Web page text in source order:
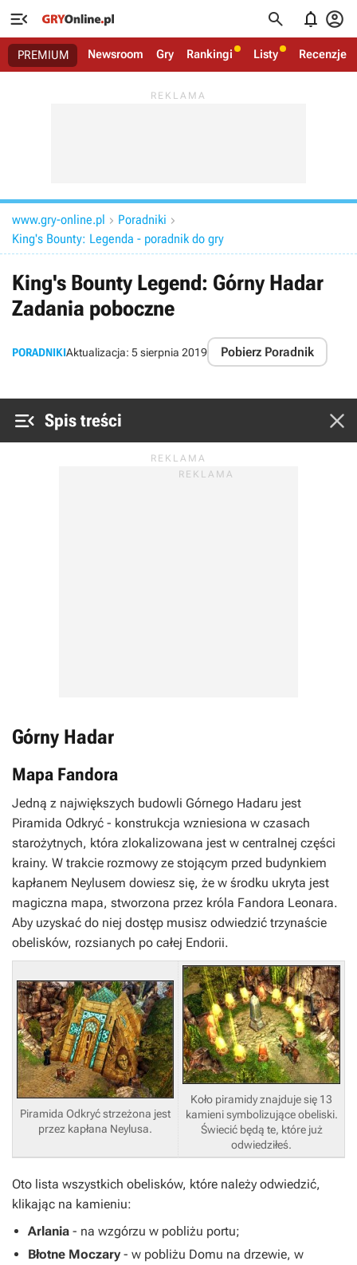
   
PREMIUM Newsroom Gry Rankingi Listy Recenzje
www.gry-online.pl  Poradniki 
King's Bounty: Legenda - poradnik do gry
King's Bounty Legend: Górny Hadar
Zadania poboczne
PORADNIKIAktualizacja: 5 sierpnia 2019 Pobierz Poradnik
 Spis treści 
Górny Hadar
Mapa Fandora
Jedną z największych budowli Górnego Hadaru jest
Piramida Odkryć - konstrukcja wzniesiona w czasach
starożytnych, która zlokalizowana jest w centralnej części
krainy. W trakcie rozmowy ze stojącym przed budynkiem
kapłanem Neylusem dowiesz się, że w środku ukryta jest
magiczna mapa, stworzona przez króla Fandora Leonara.
Aby uzyskać do niej dostęp musisz odwiedzić trzynaście
obelisków, rozsianych po całej Endorii.
Piramida Odkryć strzeżona jest
przez kapłana Neylusa.
Koło piramidy znajduje się 13
kamieni symbolizujące obeliski.
Świecić będą te, które już
odwiedziłeś.
Oto lista wszystkich obelisków, które należy odwiedzić,
klikając na kamieniu:
Arlania - na wzgórzu w pobliżu portu;
Błotne Moczary - w pobliżu Domu na drzewie, w